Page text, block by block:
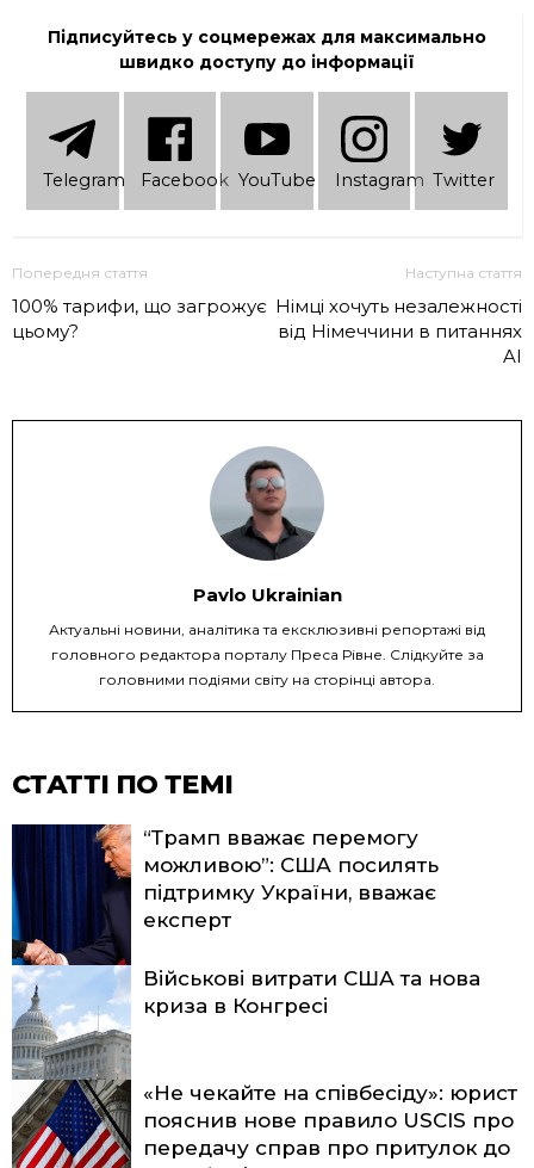
Підписуйтесь у соцмережах для максимально
швидко доступу до інформації
Telеgram Facebook YouTube Instagram Twitter
Попередня стаття
100% тарифи, що загрожує
цьому?
Наступна стаття
Німці хочуть незалежності
від Німеччини в питаннях
AI
Pavlo Ukrainian
Актуальні новини, аналітика та ексклюзивні репортажі від
головного редактора порталу Преса Рівне. Слідкуйте за
головними подіями світу на сторінці автора.
СТАТТІ ПО ТЕМІ
“Трамп вважає перемогу
можливою”: США посилять
підтримку України, вважає
експерт
Військові витрати США та нова
криза в Конгресі
«Не чекайте на співбесіду»: юрист
пояснив нове правило USCIS про
передачу справ про притулок до